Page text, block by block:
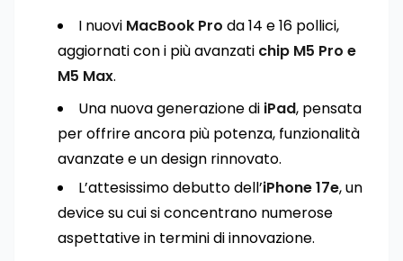
I nuovi MacBook Pro da 14 e 16 pollici,
aggiornati con i più avanzati chip M5 Pro e
M5 Max.
Una nuova generazione di iPad, pensata
per offrire ancora più potenza, funzionalità
avanzate e un design rinnovato.
L’attesissimo debutto dell’iPhone 17e, un
device su cui si concentrano numerose
aspettative in termini di innovazione.